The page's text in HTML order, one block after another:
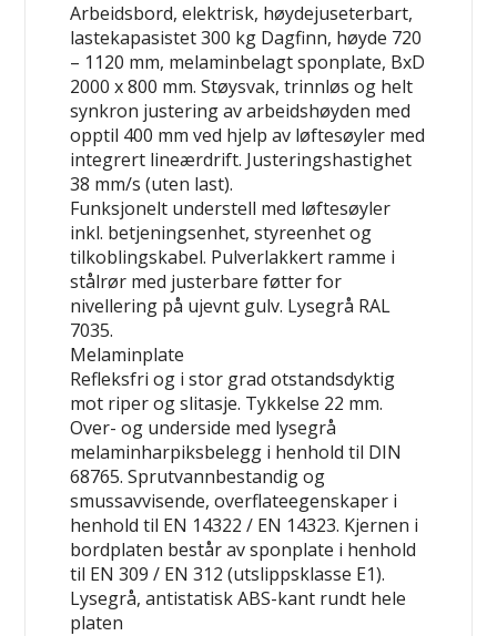
Arbeidsbord, elektrisk, høydejuseterbart,
lastekapasistet 300 kg Dagfinn, høyde 720
– 1120 mm, melaminbelagt sponplate, BxD
2000 x 800 mm. Støysvak, trinnløs og helt
synkron justering av arbeidshøyden med
opptil 400 mm ved hjelp av løftesøyler med
integrert lineærdrift. Justeringshastighet
38 mm/s (uten last).
Funksjonelt understell med løftesøyler
inkl. betjeningsenhet, styreenhet og
tilkoblingskabel. Pulverlakkert ramme i
stålrør med justerbare føtter for
nivellering på ujevnt gulv. Lysegrå RAL
7035.
Melaminplate
Refleksfri og i stor grad otstandsdyktig
mot riper og slitasje. Tykkelse 22 mm.
Over- og underside med lysegrå
melaminharpiksbelegg i henhold til DIN
68765. Sprutvannbestandig og
smussavvisende, overflateegenskaper i
henhold til EN 14322 / EN 14323. Kjernen i
bordplaten består av sponplate i henhold
til EN 309 / EN 312 (utslippsklasse E1).
Lysegrå, antistatisk ABS-kant rundt hele
platen